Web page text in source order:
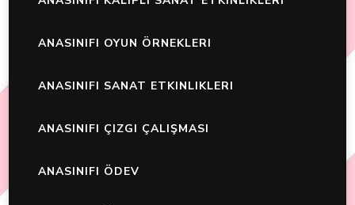
ANASINIFI OYUN ÖRNEKLERI
ANASINIFI SANAT ETKINLIKLERI
ANASINIFI ÇIZGI ÇALIŞMASI
ANASINIFI ÖDEV